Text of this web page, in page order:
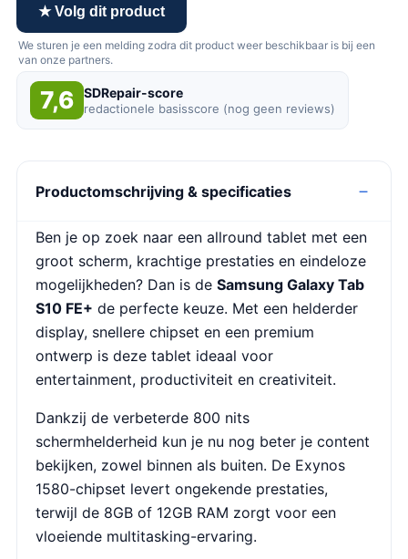
★ Volg dit product
We sturen je een melding zodra dit product weer beschikbaar is bij een
van onze partners.
7,6 SDRepair-score
redactionele basisscore (nog geen reviews)
Productomschrijving & specificaties
Ben je op zoek naar een allround tablet met een
groot scherm, krachtige prestaties en eindeloze
mogelijkheden? Dan is de Samsung Galaxy Tab
S10 FE+ de perfecte keuze. Met een helderder
display, snellere chipset en een premium
ontwerp is deze tablet ideaal voor
entertainment, productiviteit en creativiteit.
Dankzij de verbeterde 800 nits
schermhelderheid kun je nu nog beter je content
bekijken, zowel binnen als buiten. De Exynos
1580-chipset levert ongekende prestaties,
terwijl de 8GB of 12GB RAM zorgt voor een
vloeiende multitasking-ervaring.